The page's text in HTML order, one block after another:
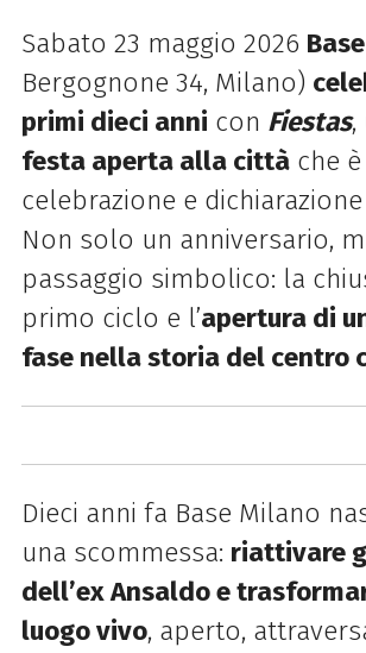
Sabato 23 maggio 2026
Bergognone 34, Milano)
primi dieci anni con Fiestas,
festa aperta alla cittàche è
celebrazione e
Non solo un anniversario,
passaggio simbolico: la
primo ciclo e l’apertura di
fase nella storia del centro
Dieci anni fa Base Milano
una scommessa: riattivare
dell’ex Ansaldo e
luogo vivo, aperto,